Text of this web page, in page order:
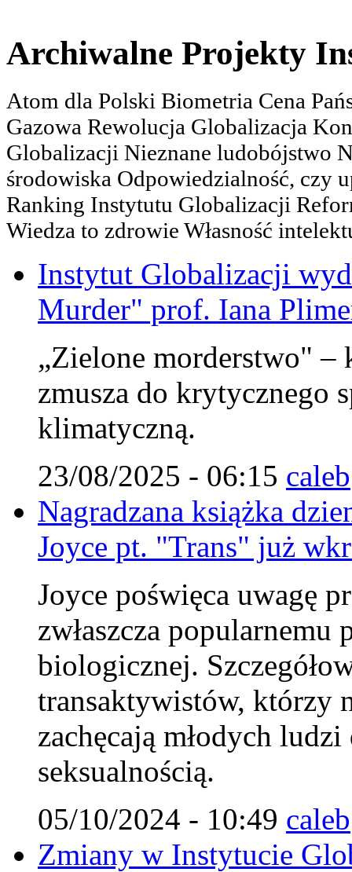
Archiwalne Projekty
Atom dla Polski Biometria Cena
Gazowa Rewolucja Globalizacja
Globalizacji Nieznane ludobójstwo
środowiska Odpowiedzialność, czy
Ranking Instytutu Globalizacji
Wiedza to zdrowie Własność
Instytut Globalizacji
Murder" prof. Iana
„Zielone morderstwo" –
zmusza do krytycznego
klimatyczną.
23/08/2025 - 06:15 caleb
Nagradzana książka
Joyce pt. "Trans" już
Joyce poświęca uwagę
zwłaszcza
biologicznej.
transaktywistów, którzy
zachęcają młodych
seksualnością.
05/10/2024 - 10:49 caleb
Zmiany w Instytucie